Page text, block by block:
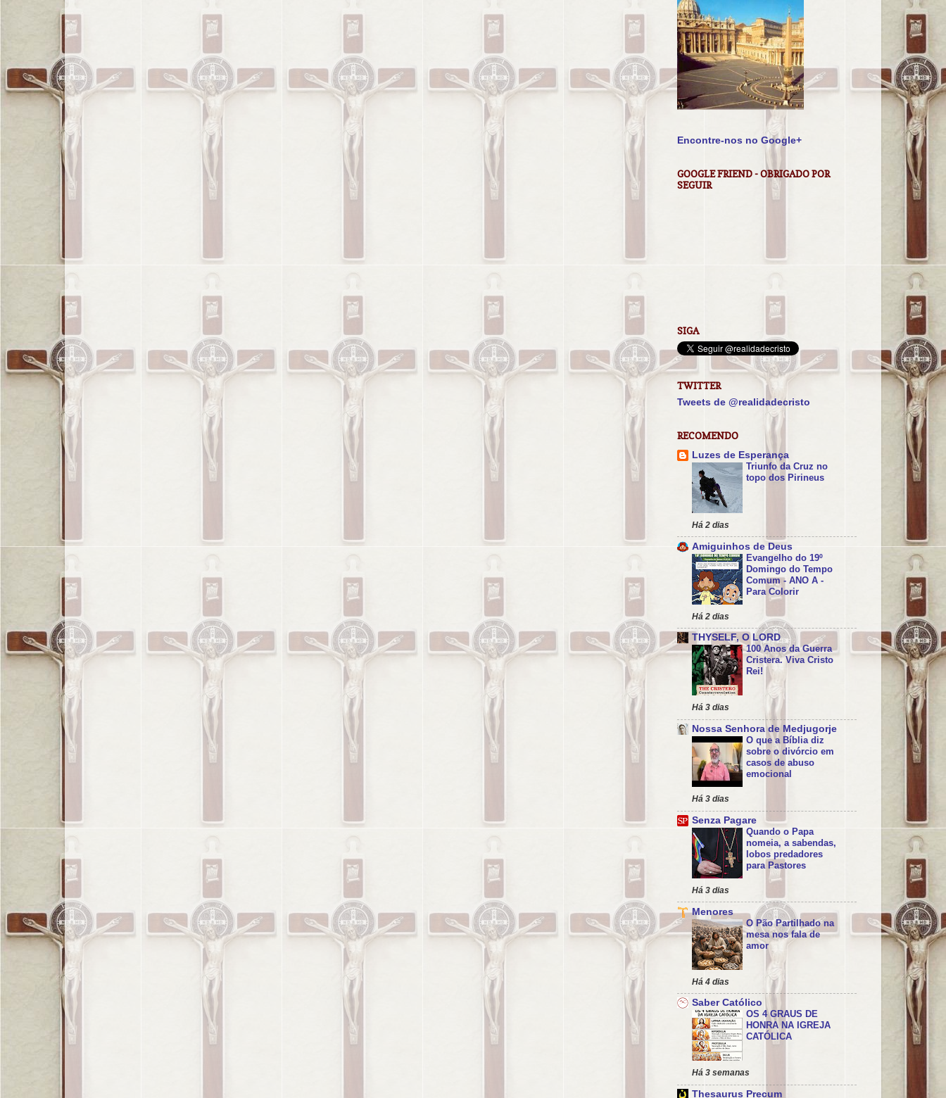
Encontre-nos no Google+
GOOGLE FRIEND - OBRIGADO POR
SEGUIR
SIGA
TWITTER
Tweets de @realidadecristo
RECOMENDO
Luzes de Esperança
Triunfo da Cruz no
topo dos Pirineus
Há 2 dias
Amiguinhos de Deus
Evangelho do 19º
Domingo do Tempo
Comum - ANO A -
Para Colorir
Há 2 dias
THYSELF, O LORD
100 Anos da Guerra
Cristera. Viva Cristo
Rei!
Há 3 dias
Nossa Senhora de Medjugorje
O que a Bíblia diz
sobre o divórcio em
casos de abuso
emocional
Há 3 dias
Senza Pagare
Quando o Papa
nomeia, a sabendas,
lobos predadores
para Pastores
Há 3 dias
Menores
O Pão Partilhado na
mesa nos fala de
amor
Há 4 dias
Saber Católico
OS 4 GRAUS DE
HONRA NA IGREJA
CATÓLICA
Há 3 semanas
Thesaurus Precum